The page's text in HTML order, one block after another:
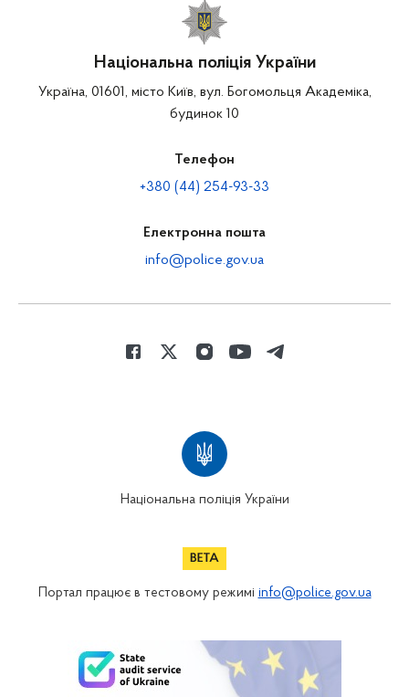
Національна поліція України
Україна, 01601, місто Київ, вул. Богомольця Академіка,
будинок 10
Телефон
+380 (44) 254-93-33
Електронна пошта
info@police.gov.ua
Національна поліція України
Портал працює в тестовому режимі info@police.gov.ua